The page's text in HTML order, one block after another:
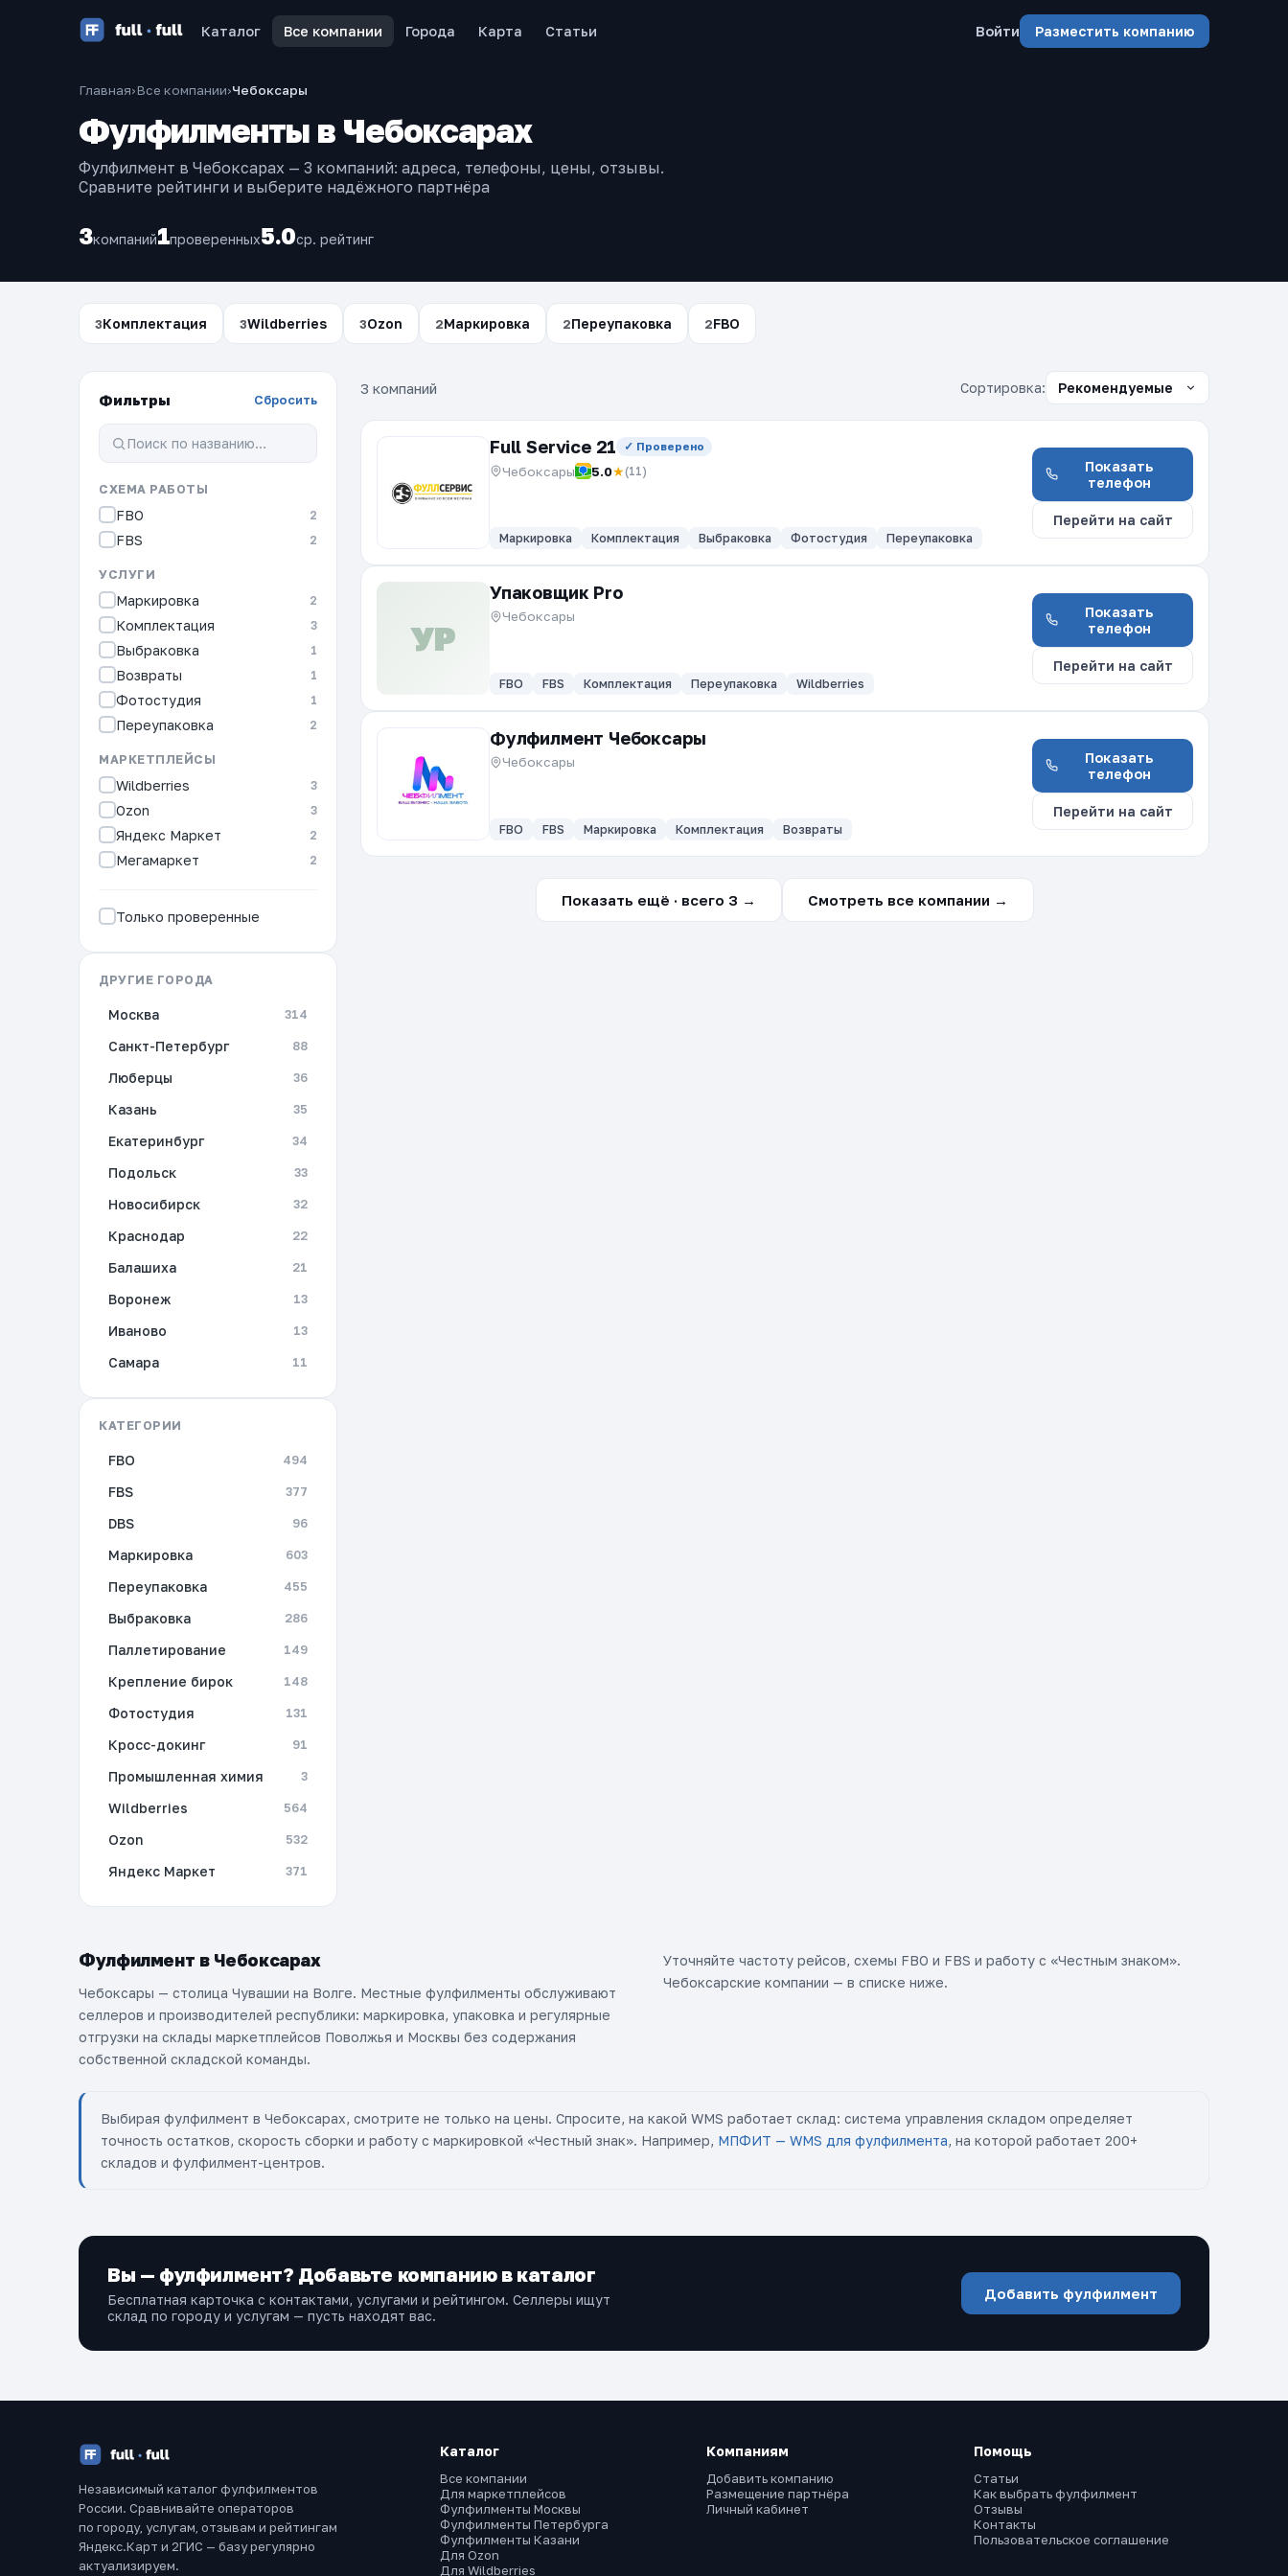
Каталог Все компании Города Карта Статьи Войти Разместить компанию
Главная›Все компании›Чебоксары
Фулфилменты в Чебоксарах
Фулфилмент в Чебоксарах — 3 компаний: адреса, телефоны, цены, отзывы.
Сравните рейтинги и выберите надёжного партнёра
3компаний1проверенных5.0ср. рейтинг
3Комплектация 3Wildberries 3Ozon 2Маркировка 2Переупаковка 2FBO
Фильтры Сбросить
СХЕМА РАБОТЫ
FBO 2
FBS 2
УСЛУГИ
Маркировка 2
Комплектация 3
Выбраковка 1
Возвраты 1
Фотостудия 1
Переупаковка 2
МАРКЕТПЛЕЙСЫ
Wildberries 3
Ozon 3
Яндекс Маркет 2
Мегамаркет 2
Только проверенные
ДРУГИЕ ГОРОДА
Москва 314
Санкт-Петербург 88
Люберцы 36
Казань 35
Екатеринбург 34
Подольск 33
Новосибирск 32
Краснодар 22
Балашиха 21
Воронеж 13
Иваново 13
Самара 11
КАТЕГОРИИ
FBO 494
FBS 377
DBS 96
Маркировка 603
Переупаковка 455
Выбраковка 286
Паллетирование 149
Крепление бирок 148
Фотостудия 131
Кросс-докинг 91
Промышленная химия 3
Wildberries 564
Ozon 532
Яндекс Маркет 371
3 компаний Сортировка:
Full Service 21 ✓ Проверено
Чебоксары 5.0★(11)
Маркировка Комплектация Выбраковка Фотостудия Переупаковка
Показать
телефон
Перейти на сайт
УP
Упаковщик Pro
Чебоксары
FBO FBS Комплектация Переупаковка Wildberries
Показать
телефон
Перейти на сайт
Фулфилмент Чебоксары
Чебоксары
FBO FBS Маркировка Комплектация Возвраты
Показать
телефон
Перейти на сайт
Показать ещё · всего 3 → Смотреть все компании →
Фулфилмент в Чебоксарах
Чебоксары — столица Чувашии на Волге. Местные фулфилменты обслуживают
селлеров и производителей республики: маркировка, упаковка и регулярные
отгрузки на склады маркетплейсов Поволжья и Москвы без содержания
собственной складской команды.
Уточняйте частоту рейсов, схемы FBO и FBS и работу с «Честным знаком».
Чебоксарские компании — в списке ниже.
Выбирая фулфилмент в Чебоксарах, смотрите не только на цены. Спросите, на какой WMS работает склад: система управления складом определяет
точность остатков, скорость сборки и работу с маркировкой «Честный знак». Например, МПФИТ — WMS для фулфилмента, на которой работает 200+
складов и фулфилмент-центров.
Вы — фулфилмент? Добавьте компанию в каталог
Бесплатная карточка с контактами, услугами и рейтингом. Селлеры ищут
склад по городу и услугам — пусть находят вас.
Добавить фулфилмент
Независимый каталог фулфилментов
России. Сравнивайте операторов
по городу, услугам, отзывам и рейтингам
Яндекс.Карт и 2ГИС — базу регулярно
актуализируем.
Каталог
Все компании
Для маркетплейсов
Фулфилменты Москвы
Фулфилменты Петербурга
Фулфилменты Казани
Для Ozon
Для Wildberries
Компаниям
Добавить компанию
Размещение партнёра
Личный кабинет
Помощь
Статьи
Как выбрать фулфилмент
Отзывы
Контакты
Пользовательское соглашение